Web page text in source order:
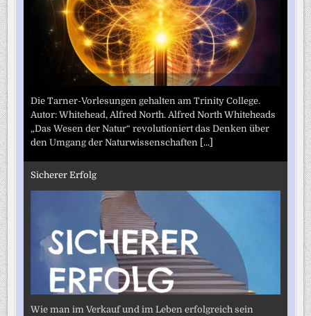
Die Tarner-Vorlesungen gehalten am Trinity College.
Autor: Whitehead, Alfred North. Alfred North Whiteheads
„Das Wesen der Natur“ revolutioniert das Denken über
den Umgang der Naturwissenschaften [...]
Sicherer Erfolg
Wie man im Verkauf und im Leben erfolgreich sein